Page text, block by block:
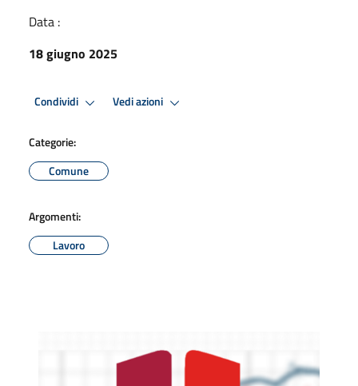
Data :
18 giugno 2025
Condividi Vedi azioni
Categorie:
Comune
Argomenti:
Lavoro